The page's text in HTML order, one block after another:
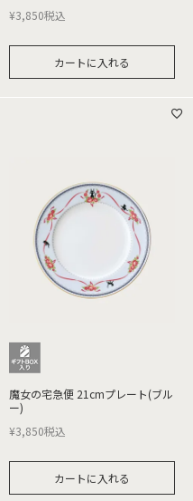
¥3,850税込
カートに入れる
魔女の宅急便 21cmプレート(ブル
ー)
¥3,850税込
カートに入れる